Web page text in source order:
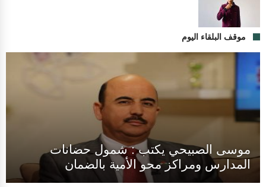
موقف البلقاء اليوم
موسى الصبيحي يكتب : شمول حضانات
المدارس ومراكز محو الأمية بالضمان